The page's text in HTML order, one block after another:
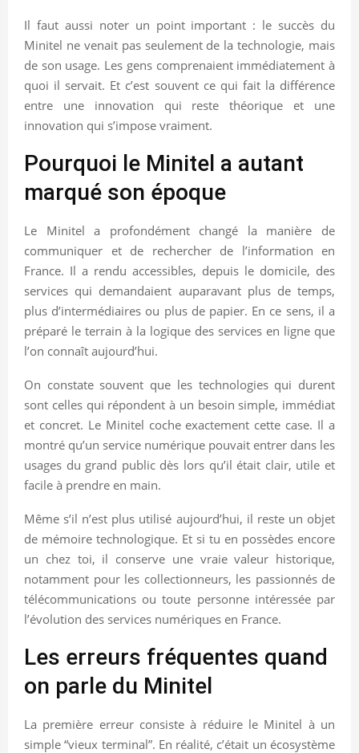
Il faut aussi noter un point important : le succès du
Minitel ne venait pas seulement de la technologie, mais
de son usage. Les gens comprenaient immédiatement à
quoi il servait. Et c’est souvent ce qui fait la différence
entre une innovation qui reste théorique et une
innovation qui s’impose vraiment.
Pourquoi le Minitel a autant
marqué son époque
Le Minitel a profondément changé la manière de
communiquer et de rechercher de l’information en
France. Il a rendu accessibles, depuis le domicile, des
services qui demandaient auparavant plus de temps,
plus d’intermédiaires ou plus de papier. En ce sens, il a
préparé le terrain à la logique des services en ligne que
l’on connaît aujourd’hui.
On constate souvent que les technologies qui durent
sont celles qui répondent à un besoin simple, immédiat
et concret. Le Minitel coche exactement cette case. Il a
montré qu’un service numérique pouvait entrer dans les
usages du grand public dès lors qu’il était clair, utile et
facile à prendre en main.
Même s’il n’est plus utilisé aujourd’hui, il reste un objet
de mémoire technologique. Et si tu en possèdes encore
un chez toi, il conserve une vraie valeur historique,
notamment pour les collectionneurs, les passionnés de
télécommunications ou toute personne intéressée par
l’évolution des services numériques en France.
Les erreurs fréquentes quand
on parle du Minitel
La première erreur consiste à réduire le Minitel à un
simple “vieux terminal”. En réalité, c’était un écosystème